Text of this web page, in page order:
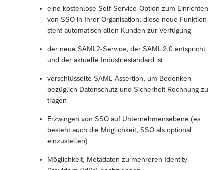
eine kostenlose Self-Service-Option zum Einrichten
von SSO in Ihrer Organisation; diese neue Funktion
steht automatisch allen Kunden zur Verfügung
der neue SAML2-Service, der SAML 2.0 entspricht
und der aktuelle Industriestandard ist
verschlüsselte SAML-Assertion, um Bedenken
bezüglich Datenschutz und Sicherheit Rechnung zu
tragen
Erzwingen von SSO auf Unternehmensebene (es
besteht auch die Möglichkeit, SSO als optional
einzustellen)
Möglichkeit, Metadaten zu mehreren Identity-